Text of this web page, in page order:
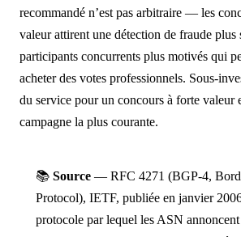
recommandé n’est pas arbitraire — les
valeur attirent une détection de fraude plus
participants concurrents plus motivés qui
acheter des votes professionnels. Sous-
du service pour un concours à forte valeur
campagne la plus courante.
📚 Source — RFC 4271 (BGP-4,
Protocol), IETF, publiée en janvier
protocole par lequel les ASN